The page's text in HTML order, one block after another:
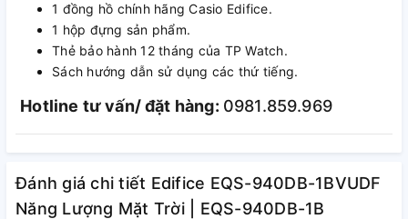
1 đồng hồ chính hãng Casio Edifice.
1 hộp đựng sản phẩm.
Thẻ bảo hành 12 tháng của TP Watch.
Sách hướng dẫn sử dụng các thứ tiếng.
Hotline tư vấn/ đặt hàng: 0981.859.969
Đánh giá chi tiết Edifice EQS-940DB-1BVUDF
Năng Lượng Mặt Trời | EQS-940DB-1B